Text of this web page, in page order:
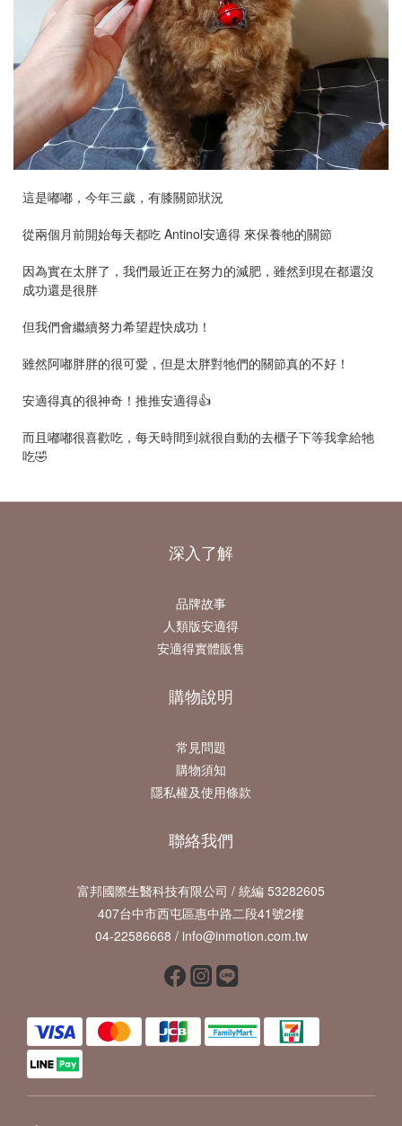
這是嘟嘟，今年三歲，有膝關節狀況
從兩個月前開始每天都吃 Antinol安適得 來保養牠的關節
因為實在太胖了，我們最近正在努力的減肥，雖然到現在都還沒
成功還是很胖
但我們會繼續努力希望趕快成功！
雖然阿嘟胖胖的很可愛，但是太胖對牠們的關節真的不好！
安適得真的很神奇！推推安適得👍
而且嘟嘟很喜歡吃，每天時間到就很自動的去櫃子下等我拿給牠
吃🤣
深入了解
品牌故事
人類版安適得
安適得實體販售
購物說明
常見問題
購物須知
隱私權及使用條款
聯絡我們
富邦國際生醫科技有限公司 / 統編 53282605
407台中市西屯區惠中路二段41號2樓
04-22586668 / info@inmotion.com.tw